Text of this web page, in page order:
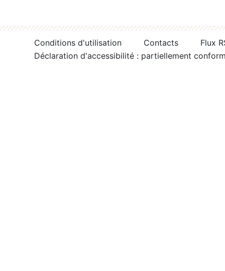
Conditions d'utilisation Contacts
Flux
Déclaration d'accessibilité : partiellement